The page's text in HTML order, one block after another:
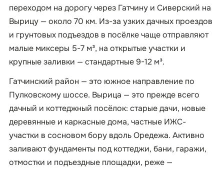
переходом на дорогу через Гатчину и Сиверский на
Вырицу — около 70 км. Из-за узких дачных проездов
и грунтовых подъездов в посёлке чаще отправляют
малые миксеры 5-7 м³, на открытые участки и
крупные заливки — стандартные 9-12 м³.
Гатчинский район — это южное направление по
Пулковскому шоссе. Вырица — это прежде всего
дачный и коттеджный посёлок: старые дачи, новые
деревянные и каркасные дома, частные ИЖС-
участки в сосновом бору вдоль Оредежа. Активно
заливают фундаменты под коттеджи, бани, гаражи,
отмостки и подъездные площадки, реже —